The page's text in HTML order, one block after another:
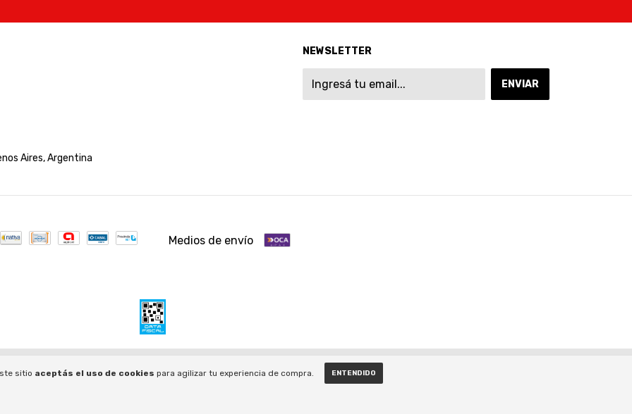
sitio aceptás el uso de cookies para agilizar tu experiencia de compra. ENTENDIDO
Aires, Argentina
NEWSLETTER
Medios de envío
acá. Botón de arrepentimiento